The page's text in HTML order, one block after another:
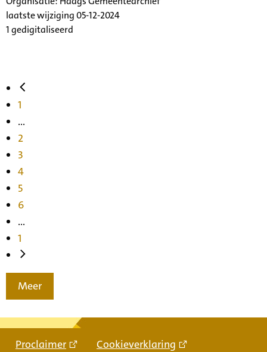
laatste wijziging 05-12-2024
1 gedigitaliseerd
1
...
2
3
4
5
6
...
1
Meer
Proclaimer Cookieverklaring